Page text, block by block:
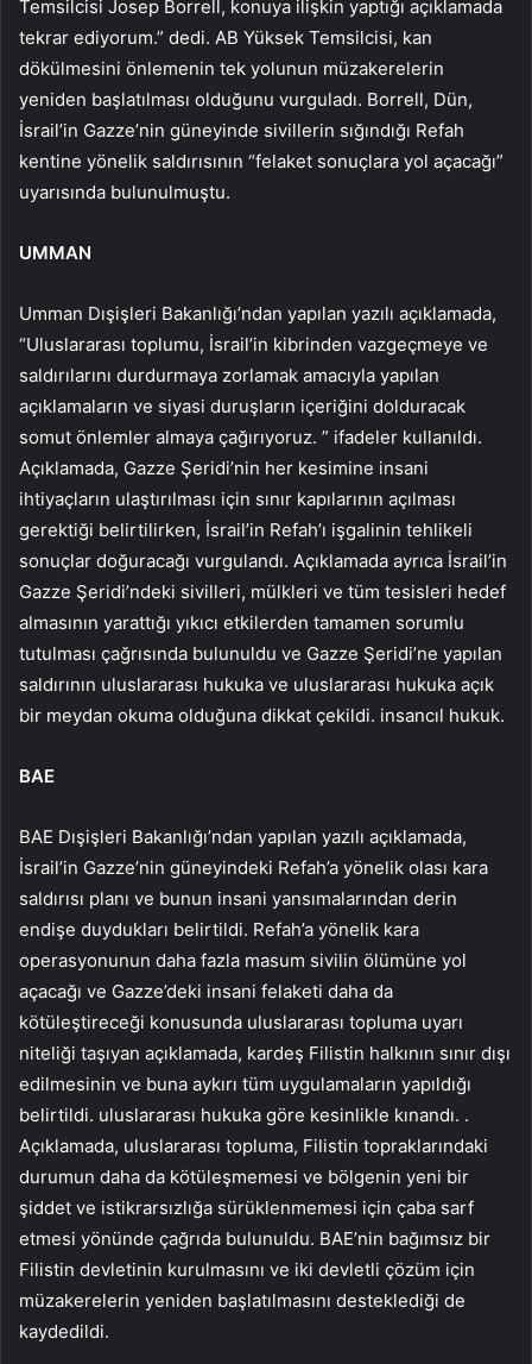
Temsilcisi Josep Borrell, konuya ilişkin yaptığı açıklamada
tekrar ediyorum.” dedi. AB Yüksek Temsilcisi, kan
dökülmesini önlemenin tek yolunun müzakerelerin
yeniden başlatılması olduğunu vurguladı. Borrell, Dün,
İsrail’in Gazze’nin güneyinde sivillerin sığındığı Refah
kentine yönelik saldırısının “felaket sonuçlara yol açacağı”
uyarısında bulunulmuştu.
UMMAN
Umman Dışişleri Bakanlığı’ndan yapılan yazılı açıklamada,
“Uluslararası toplumu, İsrail’in kibrinden vazgeçmeye ve
saldırılarını durdurmaya zorlamak amacıyla yapılan
açıklamaların ve siyasi duruşların içeriğini dolduracak
somut önlemler almaya çağırıyoruz. ” ifadeler kullanıldı.
Açıklamada, Gazze Şeridi’nin her kesimine insani
ihtiyaçların ulaştırılması için sınır kapılarının açılması
gerektiği belirtilirken, İsrail’in Refah’ı işgalinin tehlikeli
sonuçlar doğuracağı vurgulandı. Açıklamada ayrıca İsrail’in
Gazze Şeridi’ndeki sivilleri, mülkleri ve tüm tesisleri hedef
almasının yarattığı yıkıcı etkilerden tamamen sorumlu
tutulması çağrısında bulunuldu ve Gazze Şeridi’ne yapılan
saldırının uluslararası hukuka ve uluslararası hukuka açık
bir meydan okuma olduğuna dikkat çekildi. insancıl hukuk.
BAE
BAE Dışişleri Bakanlığı’ndan yapılan yazılı açıklamada,
İsrail’in Gazze’nin güneyindeki Refah’a yönelik olası kara
saldırısı planı ve bunun insani yansımalarından derin
endişe duydukları belirtildi. Refah’a yönelik kara
operasyonunun daha fazla masum sivilin ölümüne yol
açacağı ve Gazze’deki insani felaketi daha da
kötüleştireceği konusunda uluslararası topluma uyarı
niteliği taşıyan açıklamada, kardeş Filistin halkının sınır dışı
edilmesinin ve buna aykırı tüm uygulamaların yapıldığı
belirtildi. uluslararası hukuka göre kesinlikle kınandı. .
Açıklamada, uluslararası topluma, Filistin topraklarındaki
durumun daha da kötüleşmemesi ve bölgenin yeni bir
şiddet ve istikrarsızlığa sürüklenmemesi için çaba sarf
etmesi yönünde çağrıda bulunuldu. BAE’nin bağımsız bir
Filistin devletinin kurulmasını ve iki devletli çözüm için
müzakerelerin yeniden başlatılmasını desteklediği de
kaydedildi.